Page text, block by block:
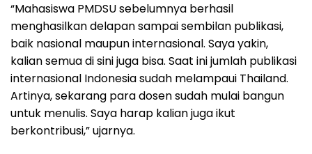
“Mahasiswa PMDSU sebelumnya berhasil
menghasilkan delapan sampai sembilan publikasi,
baik nasional maupun internasional. Saya yakin,
kalian semua di sini juga bisa. Saat ini jumlah publikasi
internasional Indonesia sudah melampaui Thailand.
Artinya, sekarang para dosen sudah mulai bangun
untuk menulis. Saya harap kalian juga ikut
berkontribusi,” ujarnya.